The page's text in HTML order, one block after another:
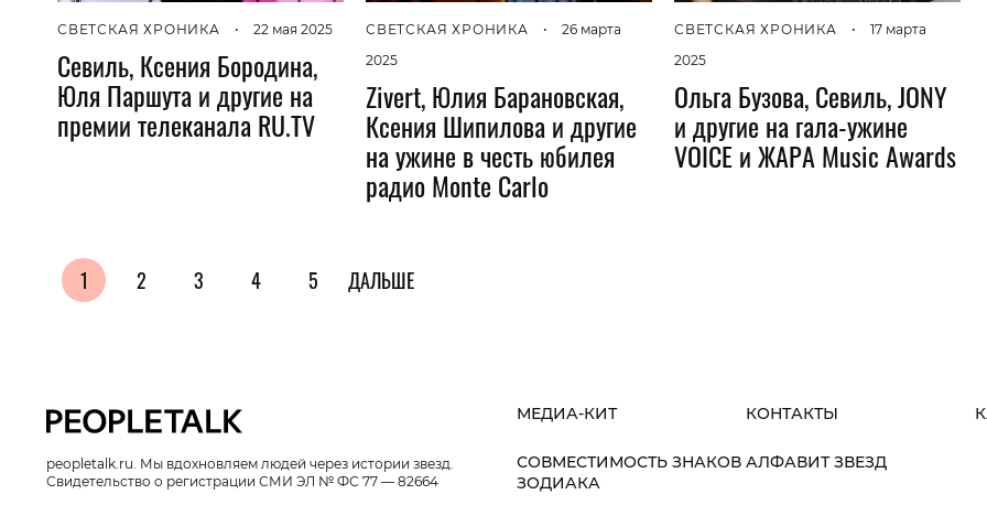
СВЕТСКАЯ ХРОНИКА • 22 мая 2025
Севиль, Ксения Бородина,
Юля Паршута и другие на
премии телеканала RU.TV
СВЕТСКАЯ ХРОНИКА •
26 марта
2025
Zivert, Юлия Барановская,
Ксения Шипилова и другие
на ужине в честь юбилея
радио Monte Carlo
СВЕТСКАЯ ХРОНИКА •
17 марта
2025
Ольга Бузова, Севиль, JONY
и другие на гала-ужине
VOICE и ЖАРА Music Awards
1 2 3 4 5 ДАЛЬШЕ
peopletalk.ru. Мы вдохновляем людей через истории звезд.
Свидетельство о регистрации СМИ ЭЛ № ФС 77 — 82664
МЕДИА-КИТ КОНТАКТЫ
СОВМЕСТИМОСТЬ ЗНАКОВ
ЗОДИАКА
АЛФАВИТ ЗВЕЗД